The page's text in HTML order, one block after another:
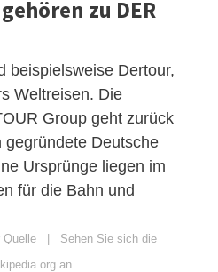
zu DER
beispielsweise Dertour,
Weltreisen. Die
Group geht zurück
Deutsche
Ursprünge liegen im
für die Bahn und
Quelle | Sehen Sie sich die
an